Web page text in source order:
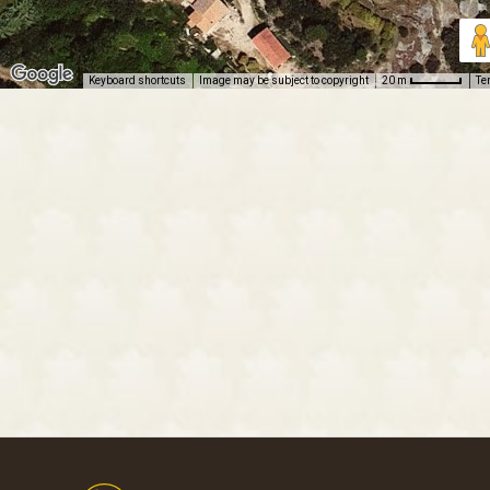
Keyboard shortcuts Image may be subject to copyright 20 m